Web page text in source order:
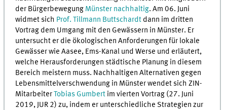
der Bürgerbewegung Münster nachhaltig. Am 06. Juni
widmet sich Prof. Tillmann Buttschardt dann im dritten
Vortrag dem Umgang mit den Gewässern in Münster. Er
untersucht er die ökologischen Anforderungen für lokale
Gewässer wie Aasee, Ems-Kanal und Werse und erläutert,
welche Herausforderungen städtische Planung in diesem
Bereich meistern muss. Nachhaltigen Alternativen gegen
Lebensmittelverschwendung in Münster wendet sich ZIN-
MitarbeiterTobias Gumbert im vierten Vortrag (27. Juni
2019, JUR 2) zu, indem er unterschiedliche Strategien zur